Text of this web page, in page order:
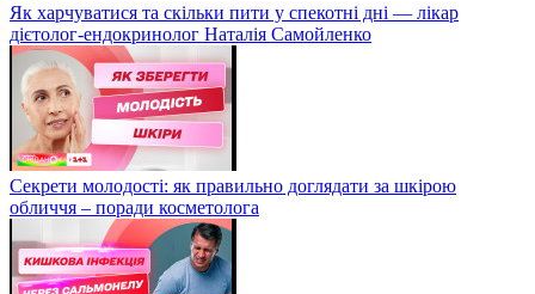
Як харчуватися та скільки пити у спекотні дні — лікар
дієтолог-ендокринолог Наталія Самойленко
Секрети молодості: як правильно доглядати за шкірою
обличчя – поради косметолога